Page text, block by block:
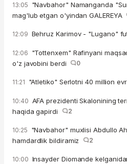
13:05 "Navbahor" Namanganda
mag'lub etgan o'yindan GALEREYA
12:09 Behruz Karimov - "Lugano"
12:06 "Tottenxem" Rafinyani
o'z javobini berdi
0
11:21 "Atletiko" Serlotni 40 million
10:40 AFA prezidenti Skalonining
haqida gapirdi
2
10:25 "Navbahor" muxlisi Abdullo
hamdardlik bildiramiz
2
10:00 Insayder Diomande